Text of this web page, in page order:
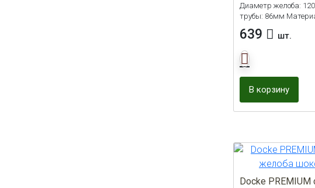
Диаметр желоба:
трубы: 86мм
639 шт.
В корзину
Docke PREMIUM